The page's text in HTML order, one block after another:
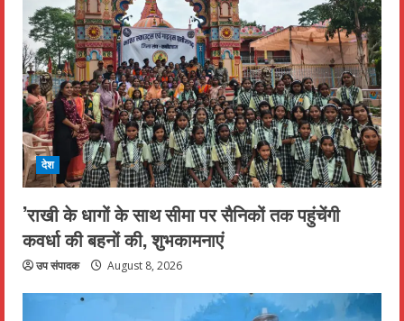
देश
’राखी के धागों के साथ सीमा पर सैनिकों तक पहुंचेंगी
कवर्धा की बहनों की, शुभकामनाएं
उप संपादक August 8, 2026